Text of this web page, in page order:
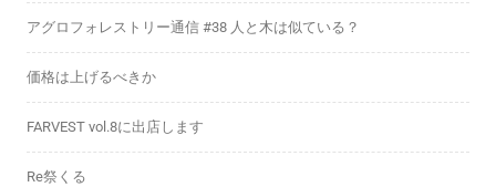
アグロフォレストリー通信 #38 人と木は似ている？
価格は上げるべきか
FARVEST vol.8に出店します
Re祭くる